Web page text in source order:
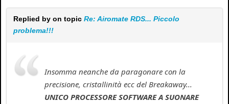
Replied by on topic Re: Airomate RDS... Piccolo
problema!!!
Insomma neanche da paragonare con la
precisione, cristallinità ecc del Breakaway...
UNICO PROCESSORE SOFTWARE A SUONARE